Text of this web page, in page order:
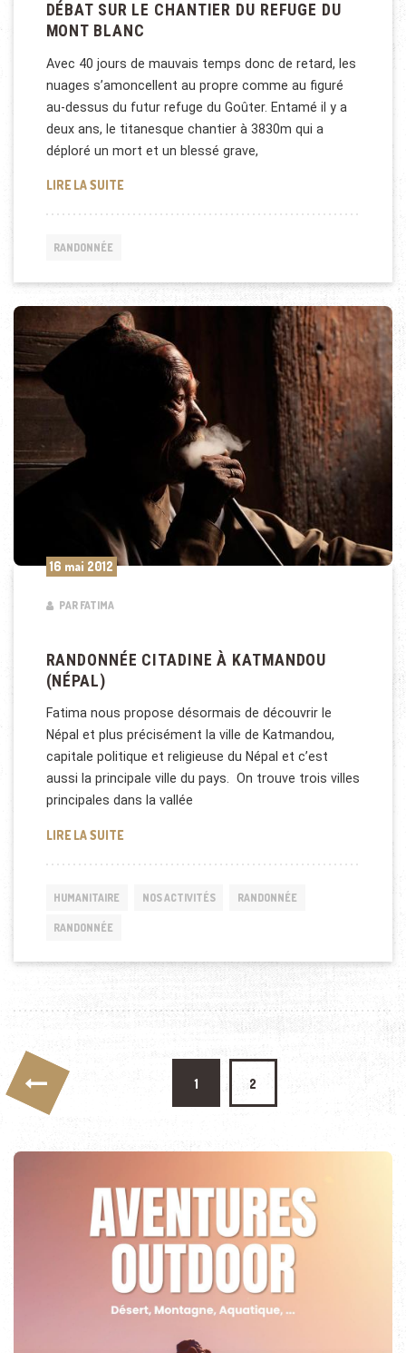
DÉBAT SUR LE CHANTIER DU REFUGE DU
MONT BLANC
Avec 40 jours de mauvais temps donc de retard, les
nuages s’amoncellent au propre comme au figuré
au-dessus du futur refuge du Goûter. Entamé il y a
deux ans, le titanesque chantier à 3830m qui a
déploré un mort et un blessé grave,
LIRE LA SUITEDÉBAT SUR LE CHANTIER DU REFUGE DU MONT
RANDONNÉE
16 mai 2012
PAR FATIMA
RANDONNÉE CITADINE À KATMANDOU
(NÉPAL)
Fatima nous propose désormais de découvrir le
Népal et plus précisément la ville de Katmandou,
capitale politique et religieuse du Népal et c’est
aussi la principale ville du pays. On trouve trois villes
principales dans la vallée
LIRE LA SUITERANDONNÉE CITADINE À KATMANDOU (NÉPAL)
HUMANITAIRE NOS ACTIVITÉS RANDONNÉE
RANDONNÉE
Pagination des publications
1 2